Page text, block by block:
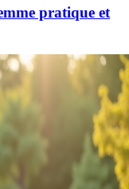
pratique et